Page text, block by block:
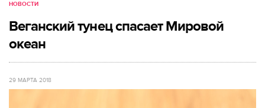
НОВОСТИ
Веганский тунец спасает Мировой
океан
29 МАРТА 2018